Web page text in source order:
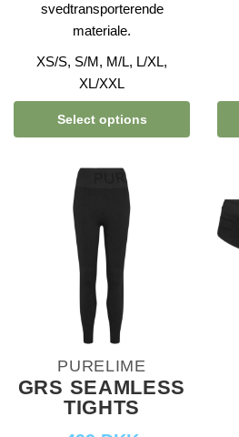
svedtransporterende
materiale.
XS/S, S/M, M/L, L/XL,
XL/XXL
Select options
PURELIME
GRS SEAMLESS
TIGHTS